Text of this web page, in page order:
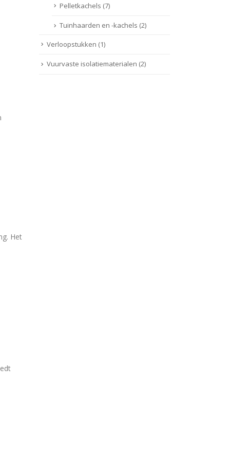
Het
Pelletkachels (7)
Tuinhaarden en -kachels (2)
Verloopstukken (1)
Vuurvaste isolatiematerialen (2)